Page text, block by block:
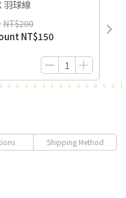
羽球線
NT$200
NT$150
Shipping Method